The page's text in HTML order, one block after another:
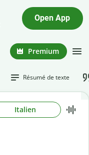
Open App
Premium
Résumé de texte
Italien